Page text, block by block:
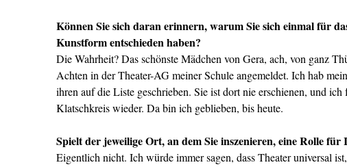
Können Sie sich daran erinnern, warum Sie sich einmal für
Kunstform entschieden haben?
Die Wahrheit? Das schönste Mädchen von Gera, ach, von ganz
Achten in der Theater-AG meiner Schule angemeldet. Ich hab
ihren auf die Liste geschrieben. Sie ist dort nie erschienen, und
Klatschkreis wieder. Da bin ich geblieben, bis heute.
Spielt der jeweilige Ort, an dem Sie inszenieren, eine Rolle
Eigentlich nicht. Ich würde immer sagen, dass Theater universal